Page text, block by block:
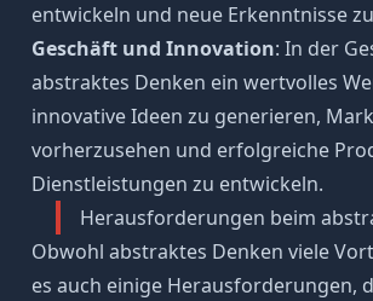
entwickeln und neue Erkenntnisse
Geschäft und Innovation: In der
abstraktes Denken ein wertvolles
innovative Ideen zu generieren,
vorherzusehen und erfolgreiche
Dienstleistungen zu entwickeln.
Herausforderungen beim
Obwohl abstraktes Denken viele
es auch einige Herausforderungen,